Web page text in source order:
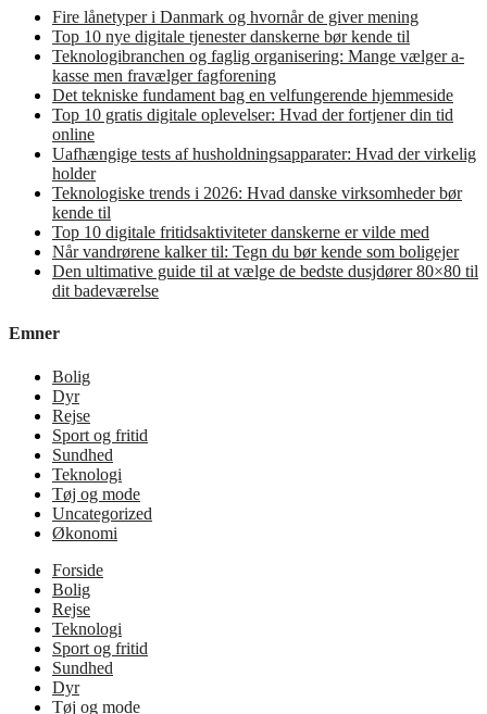
Fire lånetyper i Danmark og hvornår de giver mening
Top 10 nye digitale tjenester danskerne bør kende til
Teknologibranchen og faglig organisering: Mange vælger a-
kasse men fravælger fagforening
Det tekniske fundament bag en velfungerende hjemmeside
Top 10 gratis digitale oplevelser: Hvad der fortjener din tid
online
Uafhængige tests af husholdningsapparater: Hvad der virkelig
holder
Teknologiske trends i 2026: Hvad danske virksomheder bør
kende til
Top 10 digitale fritidsaktiviteter danskerne er vilde med
Når vandrørene kalker til: Tegn du bør kende som boligejer
Den ultimative guide til at vælge de bedste dusjdører 80×80 til
dit badeværelse
Emner
Bolig
Dyr
Rejse
Sport og fritid
Sundhed
Teknologi
Tøj og mode
Uncategorized
Økonomi
Forside
Bolig
Rejse
Teknologi
Sport og fritid
Sundhed
Dyr
Tøj og mode